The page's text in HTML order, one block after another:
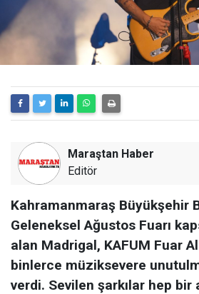
Maraştan Haber
Editör
Kahramanmaraş Büyükşehir
Geleneksel Ağustos Fuarı
alan Madrigal, KAFUM Fuar
binlerce müziksevere
verdi. Sevilen şarkılar hep bir